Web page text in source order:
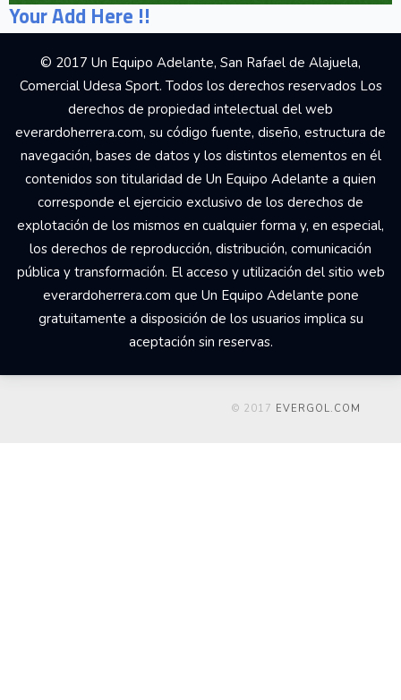
Your Add Here !!
© 2017 Un Equipo Adelante, San Rafael de Alajuela,
Comercial Udesa Sport. Todos los derechos reservados Los
derechos de propiedad intelectual del web
everardoherrera.com, su código fuente, diseño, estructura de
navegación, bases de datos y los distintos elementos en él
contenidos son titularidad de Un Equipo Adelante a quien
corresponde el ejercicio exclusivo de los derechos de
explotación de los mismos en cualquier forma y, en especial,
los derechos de reproducción, distribución, comunicación
pública y transformación. El acceso y utilización del sitio web
everardoherrera.com que Un Equipo Adelante pone
gratuitamente a disposición de los usuarios implica su
aceptación sin reservas.
© 2017 EVERGOL.COM